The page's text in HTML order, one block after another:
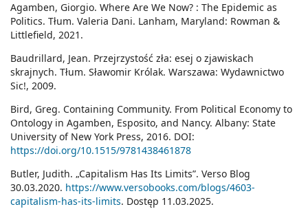
Agamben, Giorgio. Where Are We Now? : The Epidemic as
Politics. Tłum. Valeria Dani. Lanham, Maryland: Rowman &
Littlefield, 2021.
Baudrillard, Jean. Przejrzystość zła: esej o zjawiskach
skrajnych. Tłum. Sławomir Królak. Warszawa: Wydawnictwo
Sic!, 2009.
Bird, Greg. Containing Community. From Political Economy to
Ontology in Agamben, Esposito, and Nancy. Albany: State
University of New York Press, 2016. DOI:
https://doi.org/10.1515/9781438461878
Butler, Judith. „Capitalism Has Its Limits”. Verso Blog
30.03.2020. https://www.versobooks.com/blogs/4603-
capitalism-has-its-limits. Dostęp 11.03.2025.